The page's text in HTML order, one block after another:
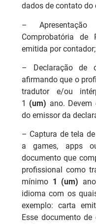
dados de contato do
– Apresentação
Comprobatória de
emitida por contador;
– Declaração de
afirmando que o
tradutor e/ou
1 (um) ano.
do emissor da
– Captura de tela
a games, apps
documento que
profissional como
mínimo 1 (um)
idioma com os
exemplo: carta
Esse documento